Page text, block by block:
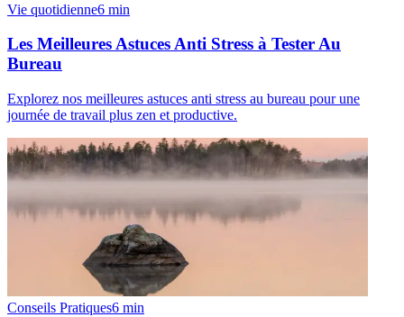
Vie quotidienne6 min
Les Meilleures Astuces Anti Stress à Tester Au
Bureau
Explorez nos meilleures astuces anti stress au bureau pour une
journée de travail plus zen et productive.
Conseils Pratiques6 min